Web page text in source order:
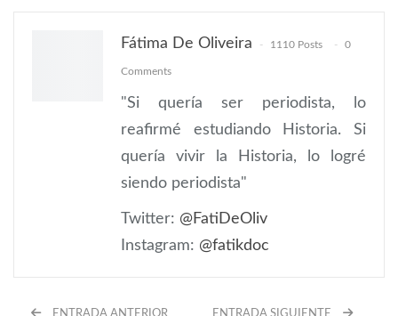
Fátima De Oliveira 1110 Posts 0
Comments
"Si quería ser periodista, lo
reafirmé estudiando Historia. Si
quería vivir la Historia, lo logré
siendo periodista"
Twitter: @FatiDeOliv
Instagram: @fatikdoc